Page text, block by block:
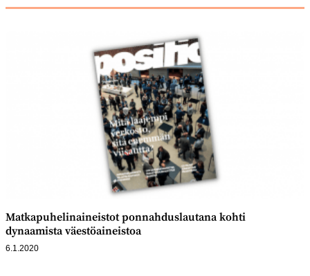
Matkapuhelinaineistot ponnahduslautana kohti
dynaamista väestöaineistoa
6.1.2020